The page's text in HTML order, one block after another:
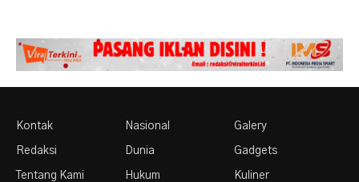
Kontak
Redaksi
Tentang Kami
Nasional
Dunia
Hukum
Galery
Gadgets
Kuliner